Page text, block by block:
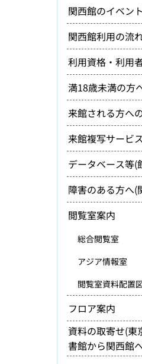
関西館のイベン
関西館利用の流
利用資格・利用
満18歳未満の方
来館される方へ
来館複写サービ
データベース等(
障害のある方へ(
閲覧室案内
総合閲覧室
アジア情報室
閲覧室資料配置
フロア案内
資料の取寄せ(東
書館から関西館